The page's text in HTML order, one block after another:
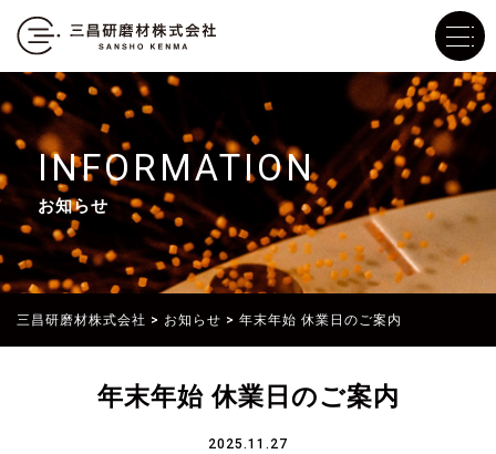
INFORMATION
お知らせ
三昌研磨材株式会社 > お知らせ > 年末年始 休業日のご案内
年末年始 休業日のご案内
2025.11.27